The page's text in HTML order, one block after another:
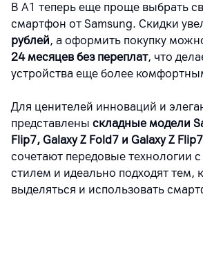
В A1 теперь еще проще выбрать
смартфон от Samsung. Скидки
рублей, а оформить покупку
24 месяцев без переплат, что
устройства еще более
Для ценителей инноваций и
представлены складные модели
Flip7, Galaxy Z Fold7 и Galaxy Z
сочетают передовые технологии
стилем и идеально подходят тем,
выделяться и использовать